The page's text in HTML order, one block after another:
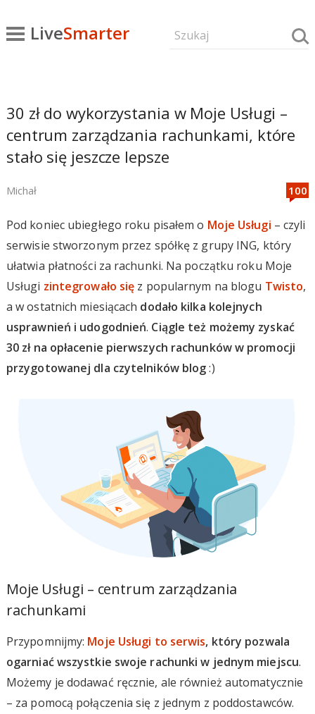
LiveSmarter
30 zł do wykorzystania w Moje Usługi –
centrum zarządzania rachunkami, które
stało się jeszcze lepsze
Michał
Pod koniec ubiegłego roku pisałem o Moje Usługi – czyli
serwisie stworzonym przez spółkę z grupy ING, który
ułatwia płatności za rachunki. Na początku roku Moje
Usługi zintegrowało się z popularnym na blogu Twisto,
a w ostatnich miesiącach dodało kilka kolejnych
usprawnień i udogodnień. Ciągle też możemy zyskać
30 zł na opłacenie pierwszych rachunków w promocji
przygotowanej dla czytelników blog:)
Moje Usługi – centrum zarządzania
rachunkami
Przypomnijmy: Moje Usługi to serwis, który pozwala
ogarniać wszystkie swoje rachunki w jednym miejscu.
Możemy je dodawać ręcznie, ale również automatycznie
– za pomocą połączenia się z jednym z poddostawców.